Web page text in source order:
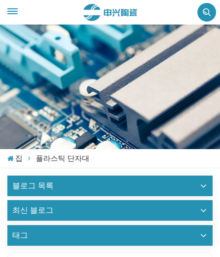
집 플라스틱 단자대
블로그 목록
최신 블로그
태그